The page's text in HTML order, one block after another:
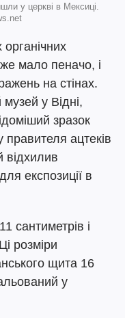
у церкві в Мексиці.
органічних
мало пеначо, і
на стінах.
у Відні,
зразок
ацтеків
відхилив
експозиції в
сантиметрів і
розміри
щита 16
у